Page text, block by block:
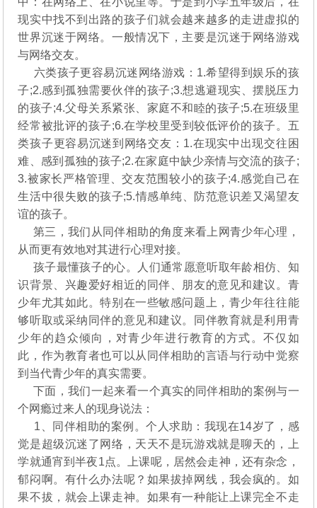
现实中找不到出路的孩子们就会越来越多的走进虚拟的
世界沉迷于网络。一般情况下，主要是沉迷于网络游戏
与网络交友。
六类孩子更容易沉迷网络游戏：1.希望得到娱乐的孩
子;2.感到孤独需要伙伴的孩子;3.想逃避现实、摆脱压力
的孩子;4.父母关系紧张、家庭不和睦的孩子;5.在班级里
经常被批评的孩子;6.在学校里受到较低评价的孩子。五
类孩子更容易沉迷到网络交友：1.在现实中出现交往困
难、感到孤独的孩子;2.在家庭中缺少亲情与交流的孩子;
3.被家长严格管理、交友范围较小的孩子;4.感觉自己在
生活中很失败的孩子;5.情感单纯、防范意识差又渴望友
谊的孩子。
第三，我们从同伴相助的角度来看上网青少年心理，
从而更有效地对其进行心理对接。
孩子最懂孩子的心。人们通常愿意听取年龄相仿、知
识背景、兴趣爱好相近的同伴、朋友的意见和建议。青
少年尤其如此。特别在一些敏感问题上，青少年往往能
够听取或采纳同伴的意见和建议。同伴教育就是利用青
少年的趋众倾向，对青少年进行教育的方式。不仅如
此，作为教育者也可以从同伴相助的言语与行动中觉察
到当代青少年的真实需要。
下面，我们一起来看一个真实的同伴相助的案例与一
个网瘾过来人的现身说法：
1、同伴相助的案例。个人求助：我现在14岁了，感
觉是超级沉迷了网络，天天不是玩游戏就是聊天的，上
学就通宵到半夜1点。上课呢，居然会走神，还有杂念，
郁闷啊。有什么办法呢？如果拔掉网线，我会疯的。如
果不拔，就会上课走神。如果有一种能让上课完全不走